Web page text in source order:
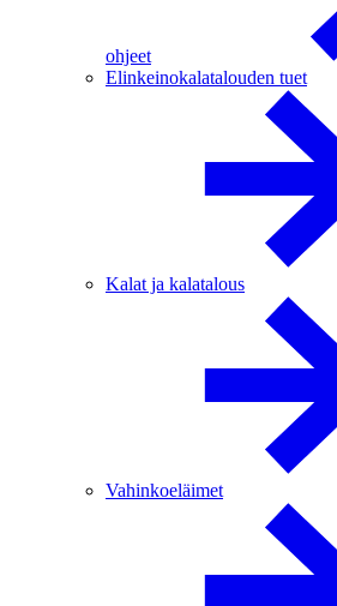
ohjeet
Elinkeinokalatalouden tuet
Kalat ja kalatalous
Vahinkoeläimet